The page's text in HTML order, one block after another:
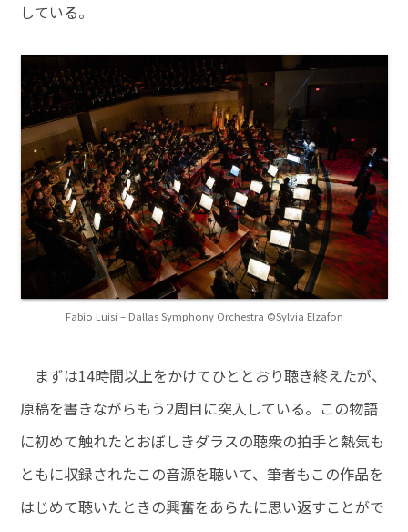
している。
Fabio Luisi – Dallas Symphony Orchestra ©Sylvia Elzafon
まずは14時間以上をかけてひととおり聴き終えたが、
原稿を書きながらもう2周目に突入している。この物語
に初めて触れたとおぼしきダラスの聴衆の拍手と熱気も
ともに収録されたこの音源を聴いて、筆者もこの作品を
はじめて聴いたときの興奮をあらたに思い返すことがで